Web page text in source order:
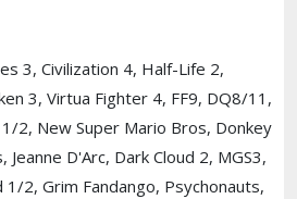
3, Civilization 4, Half-Life 2,
3, Virtua Fighter 4, FF9, DQ8/11,
2, New Super Mario Bros, Donkey
D'Arc, Dark Cloud 2, MGS3,
2, Grim Fandango, Psychonauts,